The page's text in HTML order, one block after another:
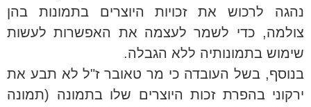
נהגה לרכוש את זכויות היוצרים בתמונות בהן
צולמה, כדי לשמר לעצמה את האפשרות לעשות
שימוש בתמונותיה ללא הגבלה.
בנוסף, בשל העובדה כי מר טאובר ז"ל לא תבע את
ירקוני בהפרת זכות היוצרים שלו בתמונה (תמונה